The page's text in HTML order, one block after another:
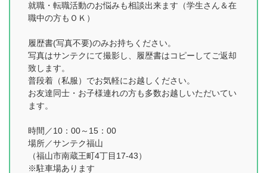
就職・転職活動のお悩みも相談出来ます（学生さん＆在
職中の方もＯＫ）
履歴書(写真不要)のみお持ちください。
写真はサンテクにて撮影し、履歴書はコピーしてご返却
致します。
普段着（私服）でお気軽にお越しください。
お友達同士・お子様連れの方も多数お越しいただいてい
ます。
時間／10：00～15：00
場所／サンテク福山
（福山市南蔵王町4丁目17-43）
※駐車場あります